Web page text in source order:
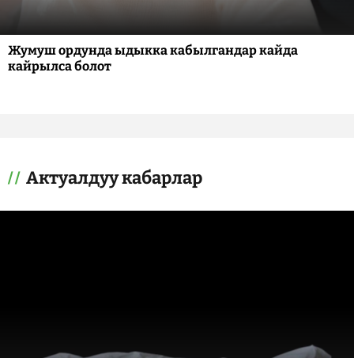
Жумуш ордунда ыдыкка кабылгандар кайда
кайрылса болот
Актуалдуу кабарлар